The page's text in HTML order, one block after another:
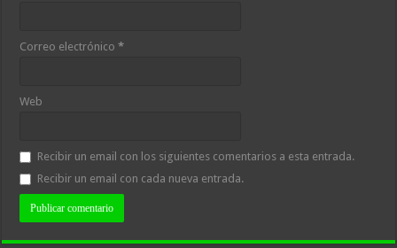
Correo electrónico*
Web
Recibir un email con los siguientes comentarios a esta entrada.
Recibir un email con cada nueva entrada.